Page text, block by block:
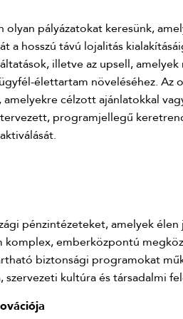
pályázatokat keresünk,
a hosszú távú lojalitás
illetve az upsell,
élettartam növeléséhez.
célzott ajánlatokkal
programjellegű
pénzintézeteket, amelyek
komplex, emberközpontú
biztonsági programokat
kultúra és társadalmi